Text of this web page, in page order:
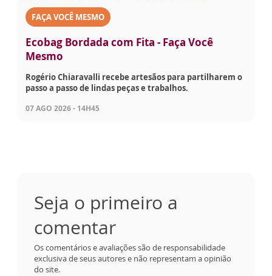
FAÇA VOCÊ MESMO
Ecobag Bordada com Fita - Faça Você
Mesmo
Rogério Chiaravalli recebe artesãos para partilharem o
passo a passo de lindas peças e trabalhos.
07 AGO 2026 - 14H45
Seja o primeiro a
comentar
Os comentários e avaliações são de responsabilidade
exclusiva de seus autores e não representam a opinião
do site.